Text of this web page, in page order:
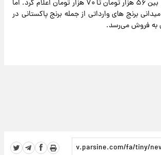
هندی و پاکستانی را بین ۵۶ هزار تومان تا ۷۰ هزار تومان اعلام کرد. اما
برنج های وارداتی از جمله برنج پاکستانی در
به فروش می‌رسد.